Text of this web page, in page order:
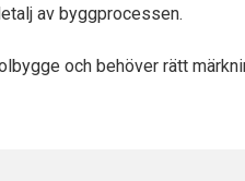
av byggprocessen.
och behöver rätt